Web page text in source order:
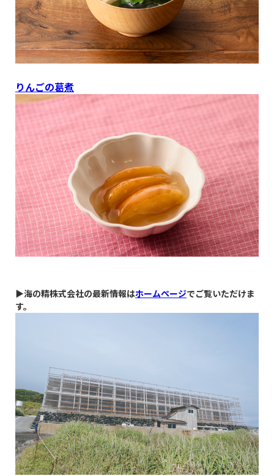
りんごの葛煮
▶海の精株式会社の最新情報はホームぺージでご覧いただけま
す。